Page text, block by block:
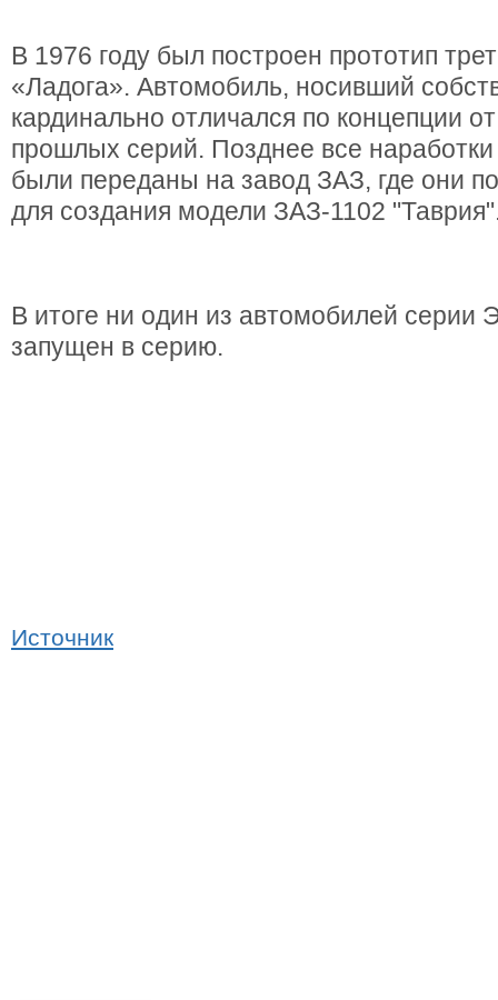
В 1976 году был построен прототип
«Ладога». Автомобиль, носивший
кардинально отличался по концепции
прошлых серий. Позднее все наработки
были переданы на завод ЗАЗ, где они
для создания модели ЗАЗ-1102
В итоге ни один из автомобилей серии
запущен в серию.
Источник